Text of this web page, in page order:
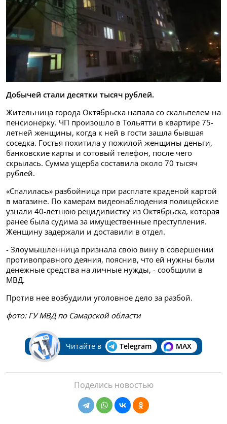
Добычей стали десятки тысяч рублей.
Жительница города Октябрьска напала со скальпелем на
пенсионерку. ЧП произошло в Тольятти в квартире 75-
летней женщины, когда к ней в гости зашла бывшая
соседка. Гостья похитила у пожилой женщины деньги,
банковские карты и сотовый телефон, после чего
скрылась. Сумма ущерба составила около 70 тысяч
рублей.
«Спалилась» разбойница при расплате краденой картой
в магазине. По камерам видеонаблюдения полицейские
узнали 40-летнюю рецидивистку из Октябрьска, которая
ранее была судима за имущественные преступления.
Женщину задержали и доставили в отдел.
- Злоумышленница признала свою вину в совершении
противоправного деяния, пояснив, что ей нужны были
денежные средства на личные нужды, - сообщили в
МВД.
Против нее возбудили уголовное дело за разбой.
фото: ГУ МВД по Самарской области
Читайте в Telegram MAX
Поделись новостью